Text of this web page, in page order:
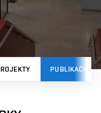
PUBLIKAČNÍ